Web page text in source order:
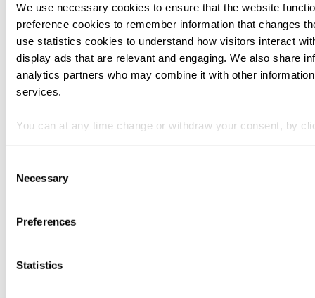
We use necessary cookies to ensure that the website
preference cookies to remember information that changes
use statistics cookies to understand how visitors interact
display ads that are relevant and engaging. We also share
analytics partners who may combine it with other
services.
You can at any time change or withdraw your consent, by
Selection
Necessary
Preferences
Statistics